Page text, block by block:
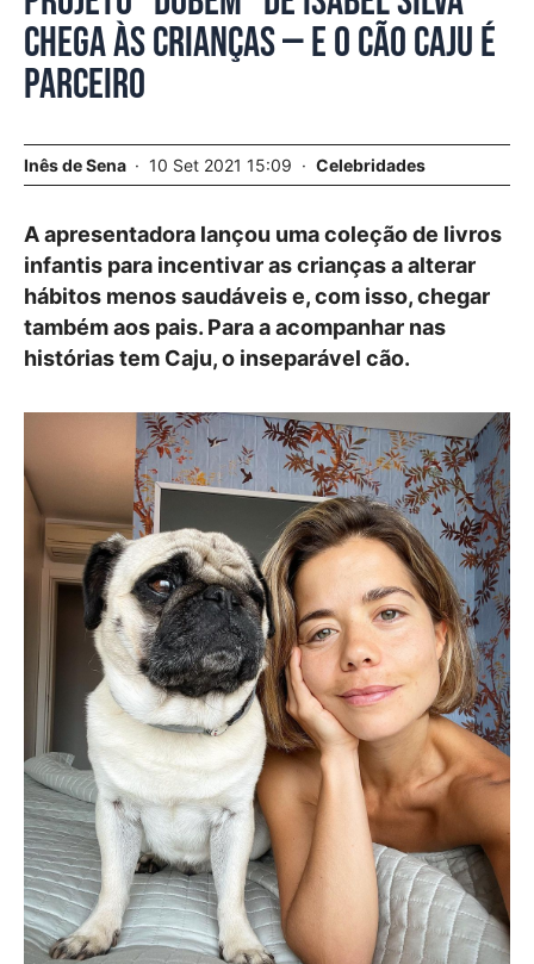
chega às crianças — e o cão Caju é
parceiro
Inês de Sena 10 Set 2021 15:09 Celebridades
A apresentadora lançou uma coleção de livros
infantis para incentivar as crianças a alterar
hábitos menos saudáveis e, com isso, chegar
também aos pais. Para a acompanhar nas
histórias tem Caju, o inseparável cão.